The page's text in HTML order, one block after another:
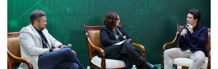
Software
Empresarial
Tecnologia
para